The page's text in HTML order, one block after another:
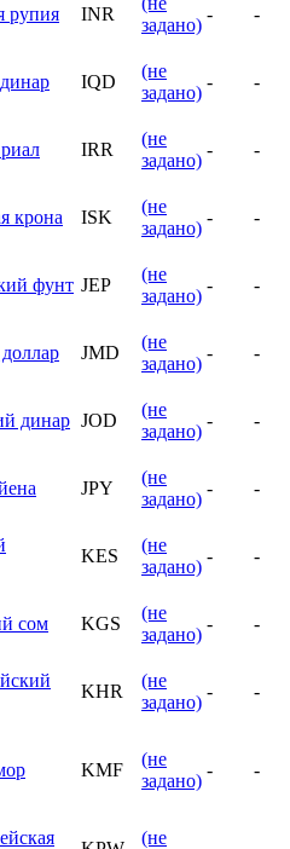
рупия INR
задано)
- -
IQD
(не
задано)
- -
IRR
(не
задано)
- -
крона ISK
(не
задано)
- -
фунт JEP
(не
задано)
- -
JMD
(не
задано)
- -
динар JOD
(не
задано)
- -
JPY
(не
задано)
- -
KES
(не
задано)
- -
сом KGS
(не
задано)
- -
KHR
(не
задано)
- -
KMF
(не
задано)
- -
(не